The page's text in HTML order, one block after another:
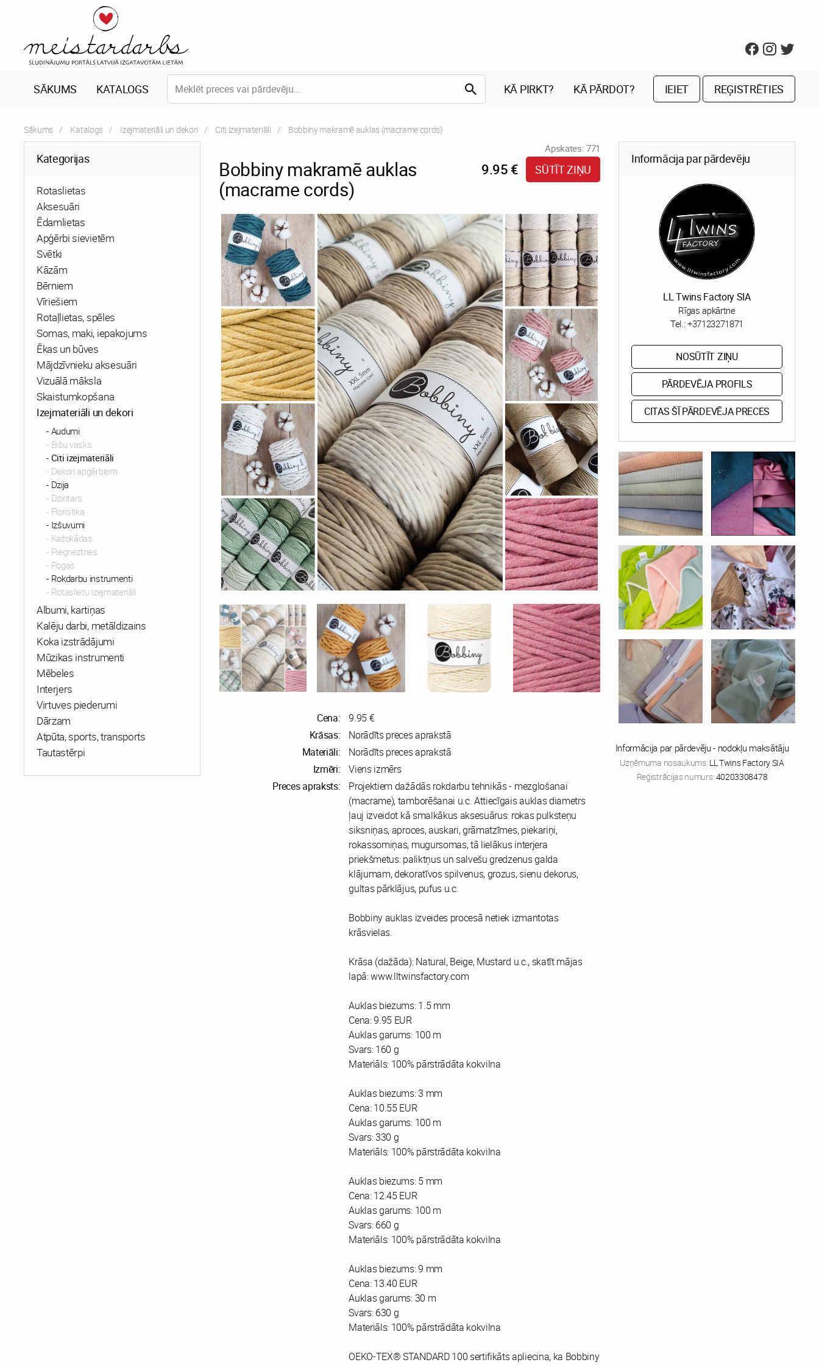
SĀKUMS KATALOGS KĀ PIRKT? KĀ PĀRDOT? IEIET REĢISTRĒTIES
Sākums Katalogs Izejmateriāli un dekori Citi izejmateriāli Current:
Bobbiny makramē auklas (macrame cords)
Kategorijas
Rotaslietas
Aksesuāri
Ēdamlietas
Apģērbi sievietēm
Svētki
Kāzām
Bērniem
Vīriešiem
Rotaļlietas, spēles
Somas, maki, iepakojums
Ēkas un būves
Mājdzīvnieku aksesuāri
Vizuālā māksla
Skaistumkopšana
Izejmateriāli un dekori
Audumi
Bišu vasks
Citi izejmateriāli
Dekori apģērbiem
Dzija
Dzintars
Floristika
Izšuvumi
Kažokādas
Piegrieztnes
Pogas
Rokdarbu instrumenti
Rotaslietu izejmateriāli
Albumi, kartiņas
Kalēju darbi, metāldizains
Koka izstrādājumi
Mūzikas instrumenti
Mēbeles
Interjers
Virtuves piederumi
Dārzam
Atpūta, sports, transports
Tautastērpi
Apskates: 771
Bobbiny makramē auklas
(macrame cords)
9.95 € SŪTĪT ZIŅU
Cena:
9.95 €
Krāsas:
Norādīts preces aprakstā
Materiāli:
Norādīts preces aprakstā
Izmēri:
Viens izmērs
Preces apraksts:
Projektiem dažādās rokdarbu tehnikās - mezglošanai
(macrame), tamborēšanai u.c. Attiecīgais auklas diametrs
ļauj izveidot kā smalkākus aksesuārus: rokas pulksteņu
siksniņas, aproces, auskari, grāmatzīmes, piekariņi,
rokassomiņas, mugursomas, tā lielākus interjera
priekšmetus: paliktņus un salvešu gredzenus galda
klājumam, dekoratīvos spilvenus, grozus, sienu dekorus,
gultas pārklājus, pufus u.c.
Bobbiny auklas izveides procesā netiek izmantotas
krāsvielas.
Krāsa (dažāda): Natural, Beige, Mustard u.c., skatīt mājas
lapā: www.lltwinsfactory.com
Auklas biezums: 1.5 mm
Cena: 9.95 EUR
Auklas garums: 100 m
Svars: 160 g
Materiāls: 100% pārstrādāta kokvilna
Auklas biezums: 3 mm
Cena: 10.55 EUR
Auklas garums: 100 m
Svars: 330 g
Materiāls: 100% pārstrādāta kokvilna
Auklas biezums: 5 mm
Cena: 12.45 EUR
Auklas garums: 100 m
Svars: 660 g
Materiāls: 100% pārstrādāta kokvilna
Auklas biezums: 9 mm
Cena: 13.40 EUR
Auklas garums: 30 m
Svars: 630 g
Materiāls: 100% pārstrādāta kokvilna
OEKO-TEX® STANDARD 100 sertifikāts apliecina, ka Bobbiny
Informācija par pārdevēju
LL Twins Factory SIA
Rīgas apkārtne
Tel.: +37123271871
NOSŪTĪT ZIŅU
PĀRDEVĒJA PROFILS
CITAS ŠĪ PĀRDEVĒJA PRECES
Informācija par pārdevēju - nodokļu maksātāju
Uzņēmuma nosaukums: LL Twins Factory SIA
Reģistrācijas numurs: 40203308478